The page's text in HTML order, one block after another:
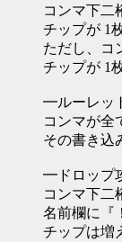
コンマ下二
チップが 1
ただし、コ
チップが 1
━ルーレッ
コンマが全
その書き込
━ドロップ
コンマ下二
名前欄に『
チップは増